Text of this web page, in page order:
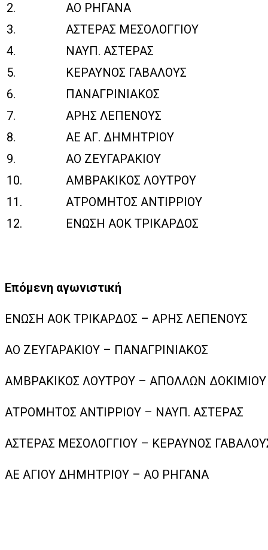
2.
ΑΟ ΡΗΓΑΝΑ
3.
ΑΣΤΕΡΑΣ ΜΕΣΟΛΟΓΓΙΟΥ
4.
ΝΑΥΠ. ΑΣΤΕΡΑΣ
5.
ΚΕΡΑΥΝΟΣ ΓΑΒΑΛΟΥΣ
6.
ΠΑΝΑΓΡΙΝΙΑΚΟΣ
7.
ΑΡΗΣ ΛΕΠΕΝΟΥΣ
8.
ΑΕ ΑΓ. ΔΗΜΗΤΡΙΟΥ
9.
ΑΟ ΖΕΥΓΑΡΑΚΙΟΥ
10.
ΑΜΒΡΑΚΙΚΟΣ ΛΟΥΤΡΟΥ
11.
ΑΤΡΟΜΗΤΟΣ ΑΝΤΙΡΡΙΟΥ
12.
ΕΝΩΣΗ ΑΟΚ ΤΡΙΚΑΡΔΟΣ
Επόμενη αγωνιστική
ΕΝΩΣΗ ΑΟΚ ΤΡΙΚΑΡΔΟΣ – ΑΡΗΣ ΛΕΠΕΝΟΥΣ
ΑΟ ΖΕΥΓΑΡΑΚΙΟΥ – ΠΑΝΑΓΡΙΝΙΑΚΟΣ
ΑΜΒΡΑΚΙΚΟΣ ΛΟΥΤΡΟΥ – ΑΠΟΛΛΩΝ ΔΟΚΙΜΙΟΥ
ΑΤΡΟΜΗΤΟΣ ΑΝΤΙΡΡΙΟΥ – ΝΑΥΠ. ΑΣΤΕΡΑΣ
ΑΣΤΕΡΑΣ ΜΕΣΟΛΟΓΓΙΟΥ – ΚΕΡΑΥΝΟΣ
ΑΕ ΑΓΙΟΥ ΔΗΜΗΤΡΙΟΥ – ΑΟ ΡΗΓΑΝΑ